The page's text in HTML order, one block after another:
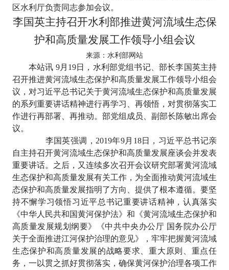
区水利厅负责同志参加会议。
李国英主持召开水利部推进黄河流域生态保
护和高质量发展工作领导小组会议
来源：水利部网站
本站讯 9月 19日，水利部党组书记、部长李国英主持
召开推进黄河流域生态保护和高质量发展工作领导小组会
议，对习近平总书记关于黄河流域生态保护和高质量发展
的系列重要讲话精神进行再学习、再领悟，对贯彻落实工
作进行再部署、再推动。部党组成员、副部长陈敏出席会
议。
李国英强调， 2019年9月 18日，习近平总书记亲
自主持召开黄河流域生态保护和高质量发展座谈会并发表
重要讲话。之后，又连续多次召开会议研究部署黄河流域
生态保护和高质量发展有关工作，为全面推动黄河流域生
态保护和高质量发展指明了方向、提供了根本遵循。要坚
持不懈学习领悟习近平总书记重要讲话精神，认真落实
《中华人民共和国黄河保护法》和《黄河流域生态保护和
高质量发展规划纲要》《中共中央办公厅 国务院办公厅
关于全面推进江河保护治理的意见》，牢牢把握黄河流域
生态保护和高质量发展的战略要求、重大原则、重点任
务，一以贯之抓好贯彻落实，确保黄河保护治理各项工作